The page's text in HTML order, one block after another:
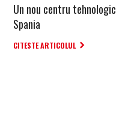
Un nou centru
Spania
CITESTE ARTICOLUL